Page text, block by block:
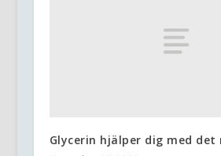
Glycerin hjälper dig med det